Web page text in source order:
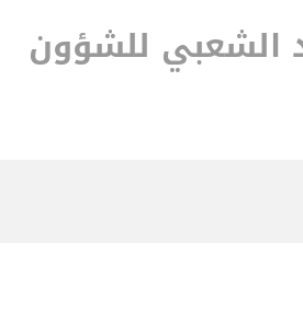
الشعبي للشؤون